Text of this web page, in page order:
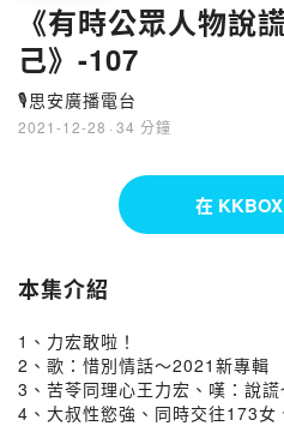
《有時公眾人物說
己》-107
🎙思安廣播電台
2021-12-28 · 34 分鐘
在
本集介紹
1、力宏敢啦！
2、歌：惜別情話～2021新專輯
3、苦苓同理心王力宏、嘆：說
4、大叔性慾強、同時交往173女